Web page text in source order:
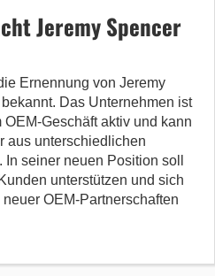
Jeremy Spencer
Ernennung von Jeremy
Das Unternehmen ist
Geschäft aktiv und kann
aus unterschiedlichen
seiner neuen Position soll
unterstützen und sich
OEM-Partnerschaften